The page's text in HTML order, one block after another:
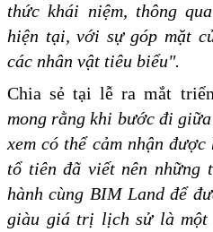
thức khái niệm, thông
hiện tại, với sự góp mặt
các nhân vật tiêu biểu".
Chia sẻ tại lễ ra mắt
mong rằng khi bước đi
xem có thể cảm nhận
tổ tiên đã viết nên những
hành cùng BIM Land để
giàu giá trị lịch sử là một